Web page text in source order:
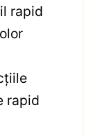
rapid
rapid